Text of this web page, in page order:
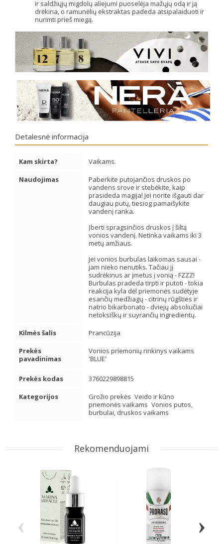
ir saldžiųjų migdolų aliejumi puoselėja mažųjų odą ir ją
drėkina, o ramunėlių ekstraktas padeda atsipalaiduoti ir
nurimti prieš miegą.
Detalesnė informacija
Kam skirta?
Vaikams.
Naudojimas
Paberkite putojančios druskos po
vandens srove ir stebėkite, kaip
prasideda magija! Jei norite išgauti dar
daugiau putų, tiesiog pamaišykite
vandenį ranka.
Įberti spragsinčios druskos į šiltą
vonios vandenį. Netinka vaikams iki 3
metų amžiaus.
Jei vonios burbulas laikomas sausai -
jam nieko nenutiks. Tačiau jį
sudrėkinus ar įmetus į vonią - FZZZ!
Burbulas pradeda tirpti ir putoti - tokia
reakcija kyla dėl priemonės sudėtyje
esančių medžiagų - citrinų rūgšties ir
natrio bikarbonato - dviejų absoliučiai
netoksiškų ir suyrančių ingredientų.
Kilmės šalis
Prancūzija
Prekės
pavadinimas
Vonios priemonių rinkinys vaikams
'BLUE'
Prekės kodas
3760229898815
Kategorijos
Grožio prekės Veido ir kūno
priemonės vaikams Vonios putos,
burbulai, druskos vaikams
Rekomenduojami
‹ ›